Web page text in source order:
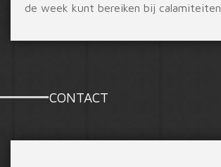
de week kunt bereiken bij calamiteiten.
CONTACT